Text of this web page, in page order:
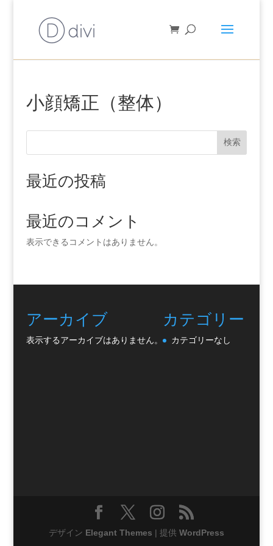
小顔矯正（整体）
検索
最近の投稿
最近のコメント
表示できるコメントはありません。
アーカイブ
表示するアーカイブはありません。
カテゴリー
カテゴリーなし
デザイン Elegant Themes | 提供 WordPress